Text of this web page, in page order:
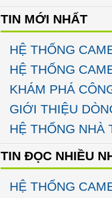
TIN MỚI NHẤT
HỆ THỐNG
HỆ THỐNG
KHÁM PHÁ
GIỚI THIỆU
HỆ THỐNG NHÀ
TIN ĐỌC NHIỀU
HỆ THỐNG